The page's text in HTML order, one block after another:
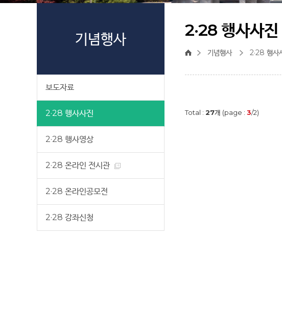
기념행사
보도자료
2·28 행사사진
2·28 행사영상
2·28 온라인 전시관
2·28 온라인공모전
2·28 강좌신청
2·28 행사사진
기념행사 2·28 행사
Total : 27개 (page : 3/2)